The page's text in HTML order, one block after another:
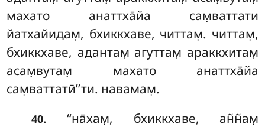
махато анаттха̄йа сам̣ваттати
йатхайидам̣, бхиккхаве, читтам̣. читтам̣,
бхиккхаве, адантам̣ агуттам̣ араккхитам̣
асам̣вутам̣ махато анаттха̄йа
сам̣ваттатӣ’’ти. навамам̣.
40. ‘‘на̄хам̣, бхиккхаве, ан̃н̃ам̣